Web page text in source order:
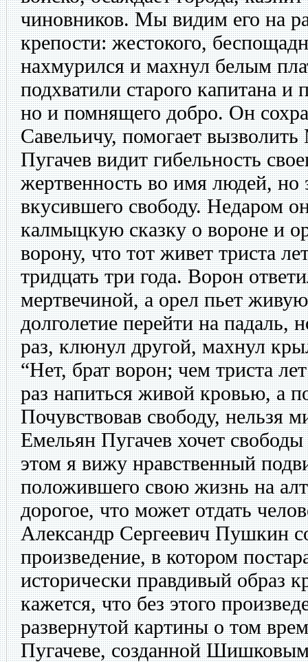
чиновников. Мы видим его на
крепости: жестокого,
нахмурился и махнул белым
подхватили старого капитана
но и помнящего добро. Он
Савельичу, помогает
Пугачев видит гибельность
жертвенность во имя людей, но
вкусившего свободу. Недаром
калмыцкую сказку о вороне и
ворону, что тот живет триста
тридцать три года. Ворон
мертвечиной, а орел пьет
долголетие перейти на падаль,
раз, клюнул другой, махнул
“Нет, брат ворон; чем триста
раз напиться живой кровью, а
Почувствовав свободу, нельзя
Емельян Пугачев хочет
этом я вижу нравственный
положившего свою жизнь на
дорогое, что может отдать
Александр Сергеевич Пушкин
произведение, в котором
исторически правдивый образ
кажется, что без этого
развернутой картины о том
Пугачеве, созданной